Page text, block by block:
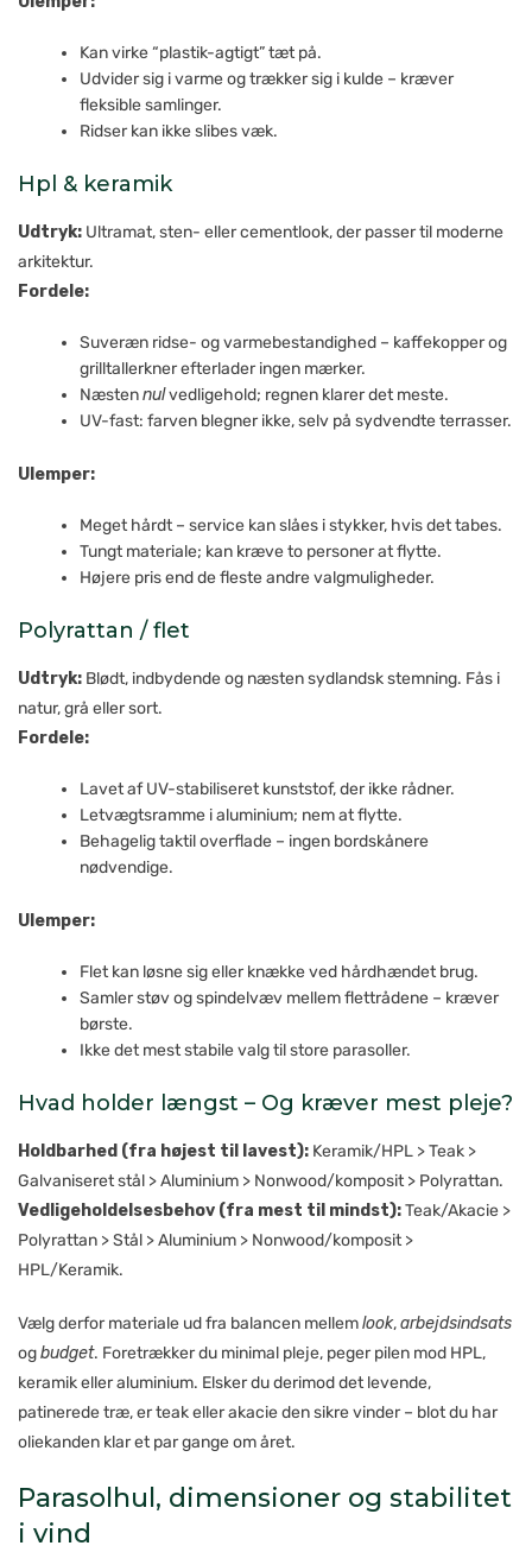
Kan virke “plastik-agtigt” tæt på.
Udvider sig i varme og trækker sig i kulde – kræver
fleksible samlinger.
Ridser kan ikke slibes væk.
Hpl & keramik
Udtryk: Ultramat, sten- eller cementlook, der passer til moderne
arkitektur.
Fordele:
Suveræn ridse- og varmebestandighed – kaffekopper og
grilltallerkner efterlader ingen mærker.
Næstennulvedligehold; regnen klarer det meste.
UV-fast: farven blegner ikke, selv på sydvendte terrasser.
Ulemper:
Meget hårdt – service kan slåes i stykker, hvis det tabes.
Tungt materiale; kan kræve to personer at flytte.
Højere pris end de fleste andre valgmuligheder.
Polyrattan / flet
Udtryk: Blødt, indbydende og næsten sydlandsk stemning. Fås i
natur, grå eller sort.
Fordele:
Lavet af UV-stabiliseret kunststof, der ikke rådner.
Letvægtsramme i aluminium; nem at flytte.
Behagelig taktil overflade – ingen bordskånere
nødvendige.
Ulemper:
Flet kan løsne sig eller knække ved hårdhændet brug.
Samler støv og spindelvæv mellem flettrådene – kræver
børste.
Ikke det mest stabile valg til store parasoller.
Hvad holder længst – Og kræver mest pleje?
Holdbarhed (fra højest til lavest): Keramik/HPL > Teak >
Galvaniseret stål > Aluminium > Nonwood/komposit > Polyrattan.
Vedligeholdelsesbehov (fra mest til mindst):Teak/Akacie >
Polyrattan > Stål > Aluminium > Nonwood/komposit >
HPL/Keramik.
Vælg derfor materiale ud fra balancen mellemlook,arbejdsindsats
ogbudget. Foretrækker du minimal pleje, peger pilen mod HPL,
keramik eller aluminium. Elsker du derimod det levende,
patinerede træ, er teak eller akacie den sikre vinder – blot du har
oliekanden klar et par gange om året.
Parasolhul, dimensioner og stabilitet
i vind